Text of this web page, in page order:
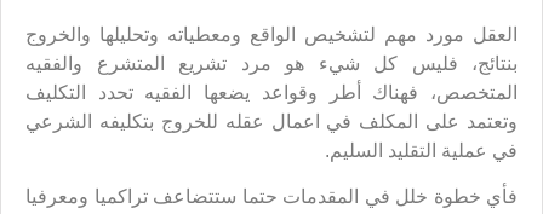
العقل مورد مهم لتشخيص الواقع ومعطياته وتحليلها والخروج
بنتائج، فليس كل شيء هو مرد تشريع المتشرع والفقيه
المتخصص، فهناك أطر وقواعد يضعها الفقيه تحدد التكليف
وتعتمد على المكلف في اعمال عقله للخروج بتكليفه الشرعي
في عملية التقليد السليم.
فأي خطوة خلل في المقدمات حتما ستتضاعف تراكميا ومعرفيا